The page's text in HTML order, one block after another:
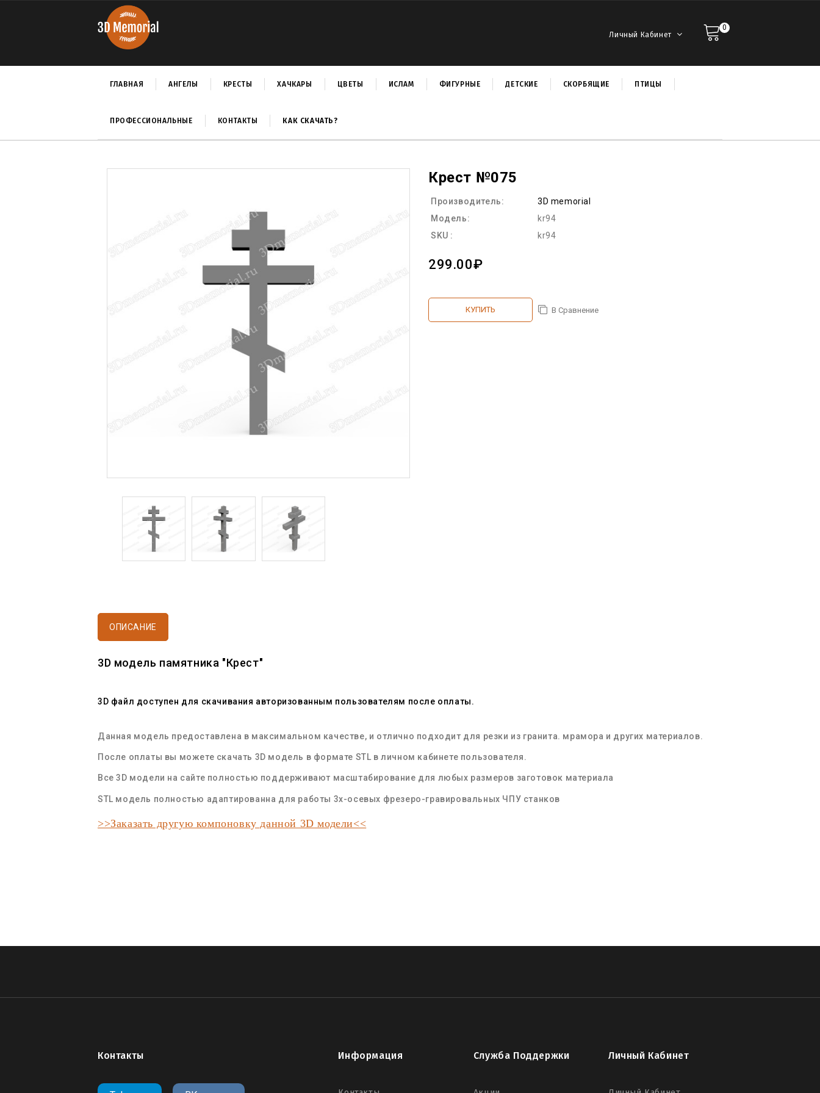
Личный Кабинет
0
ГЛАВНАЯ АНГЕЛЫ КРЕСТЫ ХАЧКАРЫ ЦВЕТЫ ИСЛАМ ФИГУРНЫЕ ДЕТСКИЕ СКОРБЯЩИЕ ПТИЦЫ
ПРОФЕССИОНАЛЬНЫЕ КОНТАКТЫ КАК СКАЧАТЬ?
Крест №075
Производитель:
3D memorial
Модель:
kr94
SKU :
kr94
299.00₽
КУПИТЬ В Сравнение
ОПИСАНИЕ
3D модель памятника "Крест"
3D файл доступен для скачивания авторизованным пользователям после оплаты.
Данная модель предоставлена в максимальном качестве, и отлично подходит для резки из гранита. мрамора и других материалов.
После оплаты вы можете скачать 3D модель в формате STL в личном кабинете пользователя.
Все 3D модели на сайте полностью поддерживают масштабирование для любых размеров заготовок материала
STL модель полностью адаптированна для работы 3х-осевых фрезеро-гравировальных ЧПУ станков
>>Заказать другую компоновку данной 3D модели<<
Контакты Информация Служба Поддержки Личный Кабинет